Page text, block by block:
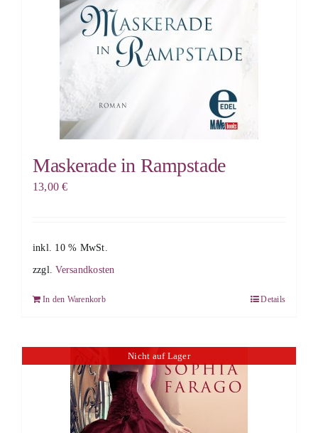
Maskerade in Rampstade
13,00€
inkl. 10 % MwSt.
zzgl.Versandkosten
In den Warenkorb Details
Nicht auf Lager